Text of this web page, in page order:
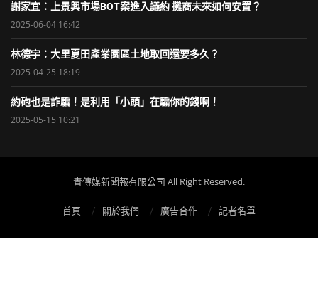
謝家宜：上景興市場BOT案進入議約 攤商未來如何安置？
2025-06-04 16:42
林德宇：大里夏田產業園區土地取回還要多久？
2025-04-25 18:19
約砲也是詐騙！是利用「小頭」在騙你的錢啊！
2025-05-15 10:21
青傳媒新聞報有限公司 All Right Reserved.
首頁 關於我們 廣告合作 記者名單